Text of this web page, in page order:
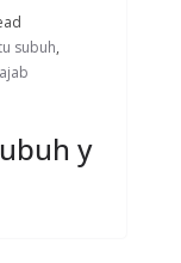
subuh,
y